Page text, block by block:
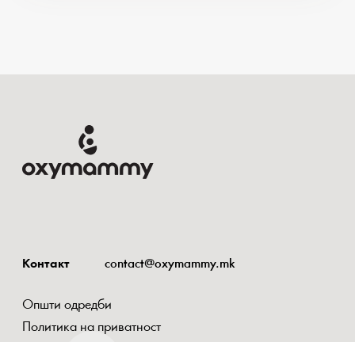
Контакт contact@oxymammy.mk
Општи одредби
Политика на приватност